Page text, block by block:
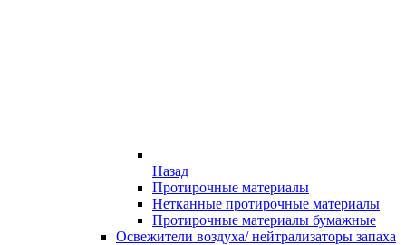
Назад
Протирочные материалы
Нетканные протирочные материалы
Протирочные материалы бумажные
Освежители воздуха/ нейтрализаторы запаха